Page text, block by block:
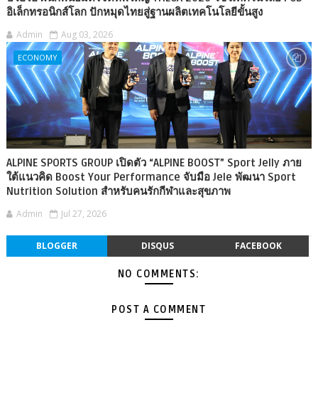
อิเล็กทรอนิกส์โลก ปักหมุดไทยสู่ฐานผลิตเทคโนโลยีขั้นสูง
Admin Aug 03, 2026
ECONOMY
ALPINE SPORTS GROUP เปิดตัว “ALPINE BOOST” Sport Jelly ภาย
ใต้แนวคิด Boost Your Performance จับมือ Jele พัฒนา Sport
Nutrition Solution สำหรับคนรักกีฬาและสุขภาพ
Admin Jul 27, 2026
BLOGGER DISQUS FACEBOOK
NO COMMENTS:
POST A COMMENT